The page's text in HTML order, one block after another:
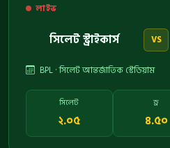
লাইভ
সিলেট স্ট্রাইকার্স VS
BPL · সিলেট আন্তর্জাতিক স্টেডিয়াম
সিলেট
২.০৫
ড্র
৪.৫০